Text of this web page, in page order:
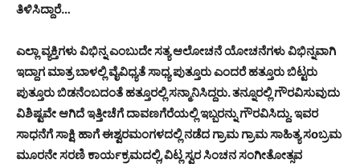
ತಿಳಿಸಿದ್ದಾರೆ…
ಎಲ್ಲಾ ವ್ಯಕ್ತಿಗಳು ವಿಭಿನ್ನ ಎಂಬುದೇ ಸತ್ಯ ಆಲೋಚನೆ ಯೋಚನೆಗಳು ವಿಭಿನ್ನವಾಗಿ
ಇದ್ದಾಗ ಮಾತ್ರ ಬಾಳಲ್ಲಿ ವೈವಿಧ್ಯತೆ ಸಾಧ್ಯ ಪುತ್ತೂರು ಎಂದರೆ ಹತ್ತೂರು ಬಿಟ್ಟರು
ಪುತ್ತೂರು ಬಿಡನೆಂಬದಂತೆ ಹತ್ತೂರಲ್ಲಿ ಸನ್ಮಾನಿಸಿದ್ದರು. ತನ್ನೂರಲ್ಲಿ ಗೌರವಿಸುವುದು
ವಿಶಿಷ್ಟವೇ ಆಗಿದೆ ಇತ್ತೀಚೆಗೆ ದಾವಣಗೆರೆಯಲ್ಲಿ ಇಬ್ಬರನ್ನು ಗೌರವಿಸಿದ್ದು. ಇವರ
ಸಾಧನೆಗೆ ಸಾಕ್ಷಿ ಹಾಗೆ ಈಶ್ವರಮಂಗಳದಲ್ಲಿ ನಡೆದ ಗ್ರಾಮ ಗ್ರಾಮ ಸಾಹಿತ್ಯ ಸoಬ್ರಮ
ಮೂರನೇ ಸರಣಿ ಕಾರ್ಯಕ್ರಮದಲ್ಲಿ,ವಿಟ್ಲ ಸ್ವರ ಸಿಂಚನ ಸಂಗೀತೋತ್ಸವ